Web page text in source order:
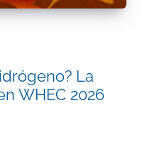
La
WHEC 2026